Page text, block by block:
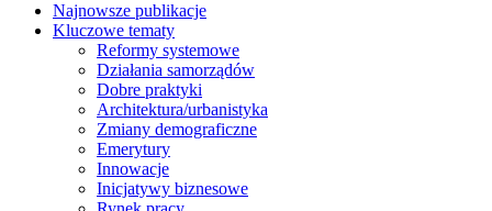
Najnowsze publikacje
Kluczowe tematy
Reformy systemowe
Działania samorządów
Dobre praktyki
Architektura/urbanistyka
Zmiany demograficzne
Emerytury
Innowacje
Inicjatywy biznesowe